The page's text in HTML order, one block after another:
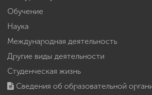
Обучение
Наука
Международная деятельность
Другие виды деятельности
Студенческая жизнь
Сведения об образовательной